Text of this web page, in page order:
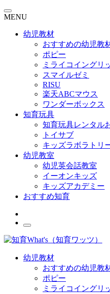
MENU
幼児教材
おすすめの幼児教
ポピー
ミライコイングリ
スマイルゼミ
RISU
楽天ABCマウス
ワンダーボックス
知育玩具
知育玩具レンタル
トイサブ
キッズラボラトリ
幼児教室
幼児英会話教室
イーオンキッズ
キッズアカデミー
おすすめ知育
幼児教材
おすすめの幼児教
ポピー
ミライコイングリ